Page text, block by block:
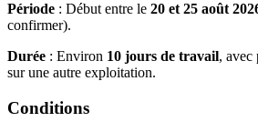
Période : Début entre le 20 et 25 août
confirmer).
Durée : Environ 10 jours de travail, avec
sur une autre exploitation.
Conditions